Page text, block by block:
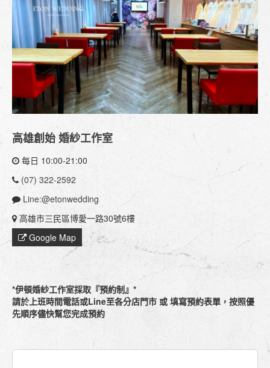
高雄創始 婚紗工作室
每日 10:00-21:00
(07) 322-2592
Line:@etonwedding
高雄市三民區博愛一路30號6樓
Google Map
*伊頓婚紗工作室採取『預約制』*
請於上班時間電話或Line至各分店門市 或 填寫預約表單，按照優
先順序儘快幫您完成預約